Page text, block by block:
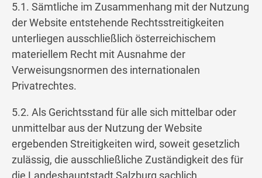
5.1. Sämtliche im Zusammenhang mit der Nutzung
der Website entstehende Rechtsstreitigkeiten
unterliegen ausschließlich österreichischem
materiellem Recht mit Ausnahme der
Verweisungsnormen des internationalen
Privatrechtes.
5.2. Als Gerichtsstand für alle sich mittelbar oder
unmittelbar aus der Nutzung der Website
ergebenden Streitigkeiten wird, soweit gesetzlich
zulässig, die ausschließliche Zuständigkeit des für
die Landeshauptstadt Salzburg sachlich